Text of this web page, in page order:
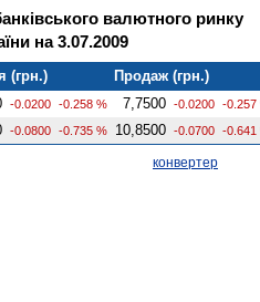
валютного ринку
на 3.07.2009
(грн.)
Продаж (грн.)
-0.0200 -0.258 % 7,7500 -0.0200 -0.257
-0.0800 -0.735 % 10,8500 -0.0700 -0.641
конвертер